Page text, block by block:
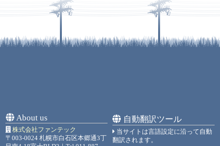
About us
株式会社ファンテック
〒003-0024 札幌市白石区本郷通3丁
自動翻訳ツール
当サイトは言語設定に沿って自動
翻訳されます。